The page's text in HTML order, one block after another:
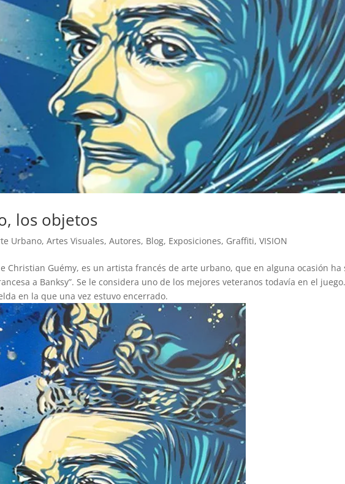
los objetos
Urbano,Artes Visuales,Autores, Blog, Exposiciones, Graffiti,VISION
Christian Guémy, es un artista francés de arte urbano, que en alguna ocasión ha
a Banksy”. Se le considera uno de los mejores veteranos todavía en el
en la que una vez estuvo encerrado.